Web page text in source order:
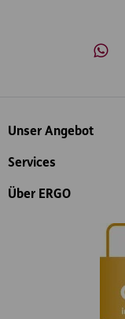
Inhaltsübersicht
Unser Angebot
Services
Über ERGO